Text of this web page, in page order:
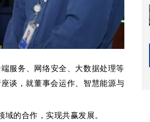
服务、网络安全、大数据处理等
谈，就董事会运作、智慧能源与
的合作，实现共赢发展。